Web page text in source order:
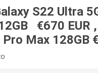
S22 Ultra
€670 EUR
Max 128GB